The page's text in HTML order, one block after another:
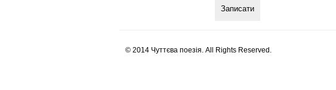
© 2014 Чуттєва поезія. All Rights Reserved.